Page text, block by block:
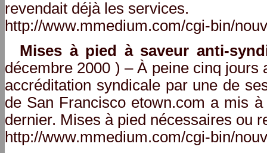
revendait déjà les services.
http://www.mmedium.com/cgi-bin/
Mises à pied à saveur anti-
décembre 2000 ) – À peine cinq jours
accréditation syndicale par une de
de San Francisco etown.com a mis
dernier. Mises à pied nécessaires ou
http://www.mmedium.com/cgi-bin/